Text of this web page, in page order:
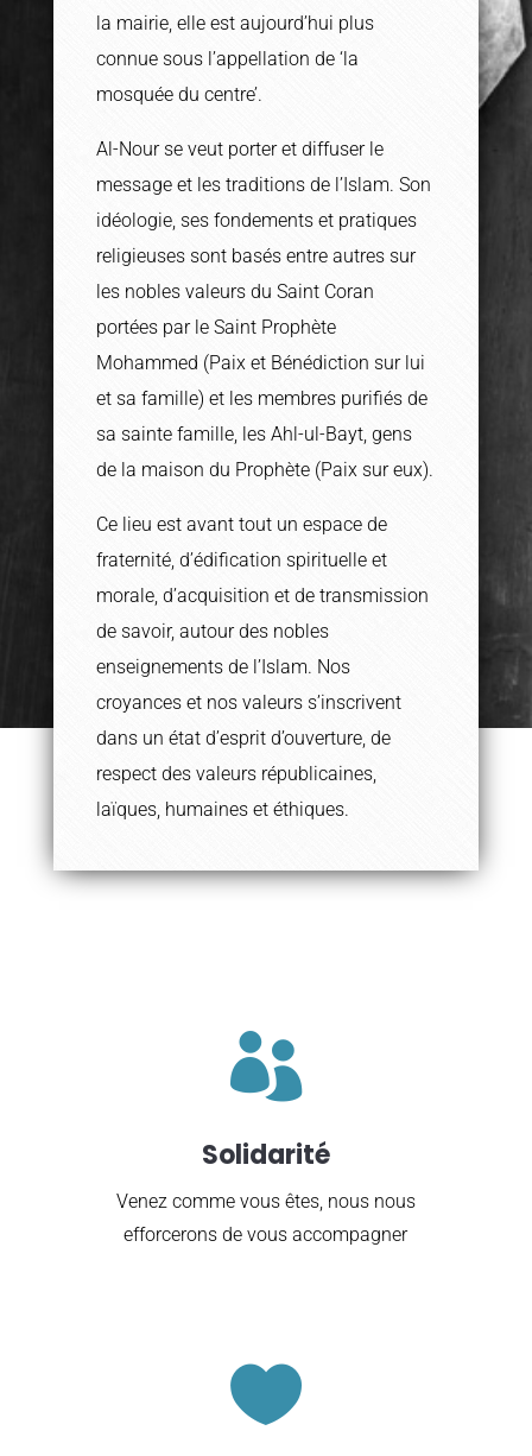
la mairie, elle est aujourd’hui plus
connue sous l’appellation de ‘la
mosquée du centre’.
Al-Nour se veut porter et diffuser le
message et les traditions de l’Islam. Son
idéologie, ses fondements et pratiques
religieuses sont basés entre autres sur
les nobles valeurs du Saint Coran
portées par le Saint Prophète
Mohammed (Paix et Bénédiction sur lui
et sa famille) et les membres purifiés de
sa sainte famille, les Ahl-ul-Bayt, gens
de la maison du Prophète (Paix sur eux).
Ce lieu est avant tout un espace de
fraternité, d’édification spirituelle et
morale, d’acquisition et de transmission
de savoir, autour des nobles
enseignements de l’Islam. Nos
croyances et nos valeurs s’inscrivent
dans un état d’esprit d’ouverture, de
respect des valeurs républicaines,
laïques, humaines et éthiques.

Solidarité
Venez comme vous êtes, nous nous
efforcerons de vous accompagner
